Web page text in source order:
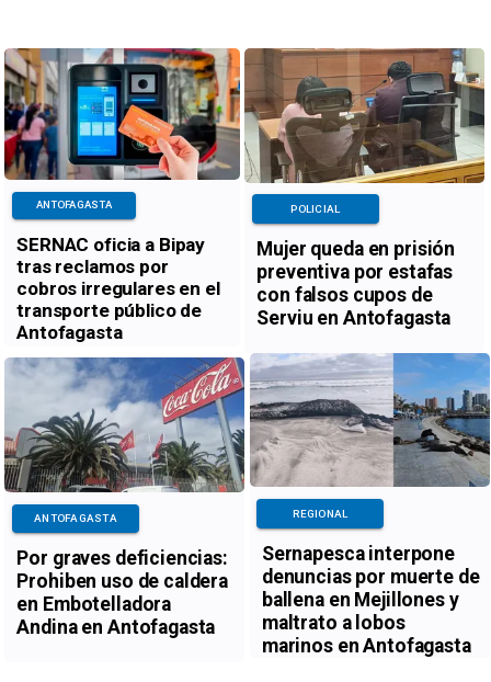
SERNAC oficia a Bipay
tras reclamos por
cobros irregulares en el
transporte público de
Antofagasta
ANTOFAGASTA
Mujer queda en prisión
preventiva por estafas
con falsos cupos de
Serviu en Antofagasta
POLICIAL
Por graves deficiencias:
Prohiben uso de caldera
en Embotelladora
Andina en Antofagasta
ANTOFAGASTA
Sernapesca interpone
denuncias por muerte de
ballena en Mejillones y
maltrato a lobos
marinos en Antofagasta
REGIONAL